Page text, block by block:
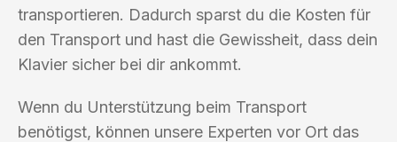
transportieren. Dadurch sparst du die Kosten für
den Transport und hast die Gewissheit, dass dein
Klavier sicher bei dir ankommt.
Wenn du Unterstützung beim Transport
benötigst, können unsere Experten vor Ort das